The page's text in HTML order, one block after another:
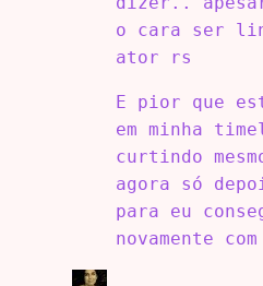
o cara ser
ator rs
E pior que
em minha
curtindo
agora só
para eu
novamente